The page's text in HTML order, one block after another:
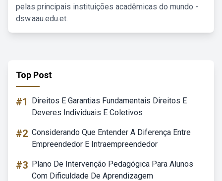
pelas principais instituições acadêmicas do mundo -
dsw.aau.edu.et.
Top Post
#1
Direitos E Garantias Fundamentais Direitos E
Deveres Individuais E Coletivos
#2 Considerando Que Entender A Diferença Entre
Empreendedor E Intraempreendedor
#3 Plano De Intervenção Pedagógica Para Alunos
Com Dificuldade De Aprendizagem